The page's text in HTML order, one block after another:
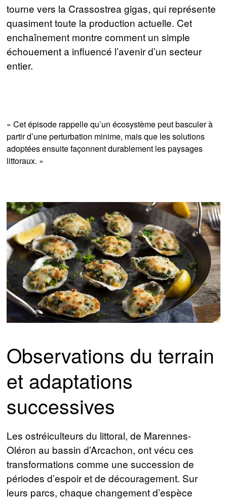
tourne vers la Crassostrea gigas, qui représente
quasiment toute la production actuelle. Cet
enchaînement montre comment un simple
échouement a influencé l’avenir d’un secteur
entier.
« Cet épisode rappelle qu’un écosystème peut basculer à
partir d’une perturbation minime, mais que les solutions
adoptées ensuite façonnent durablement les paysages
littoraux. »
Observations du terrain
et adaptations
successives
Les ostréiculteurs du littoral, de Marennes-
Oléron au bassin d’Arcachon, ont vécu ces
transformations comme une succession de
périodes d’espoir et de découragement. Sur
leurs parcs, chaque changement d’espèce